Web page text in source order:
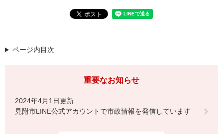
ページ内目次
重要なお知らせ
2024年4月1日更新
見附市LINE公式アカウントで市政情報を発信しています